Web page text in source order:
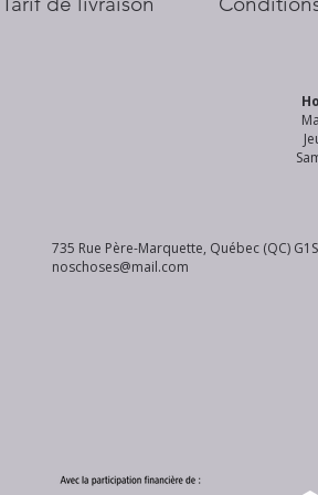
735 Rue Père-Marquette, Québec (QC)
noschoses@mail.com